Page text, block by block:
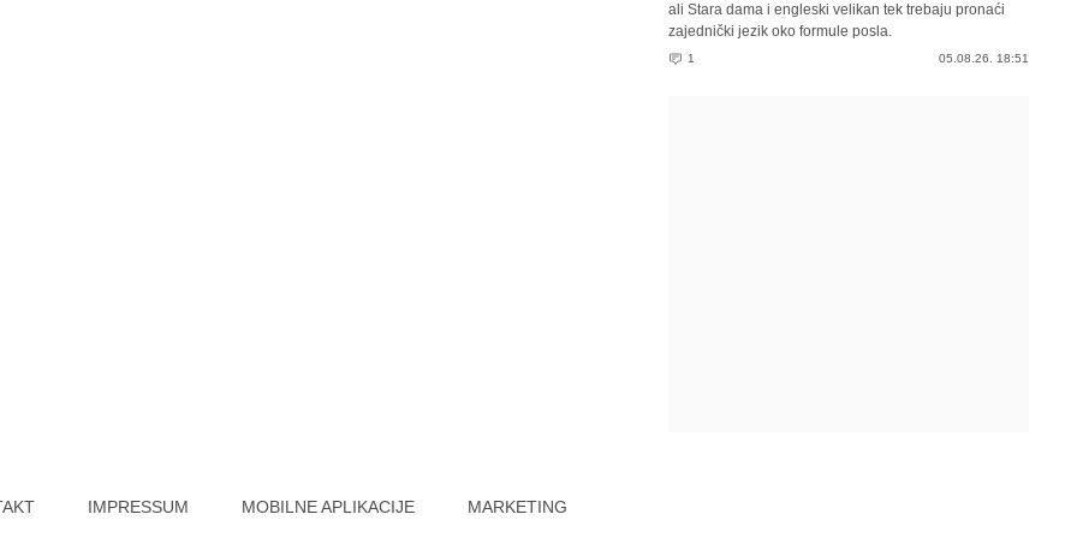
ali Stara dama i engleski velikan tek trebaju pronaći
zajednički jezik oko formule posla.
1 05.08.26. 18:51
IMPRESSUM MOBILNE APLIKACIJE MARKETING